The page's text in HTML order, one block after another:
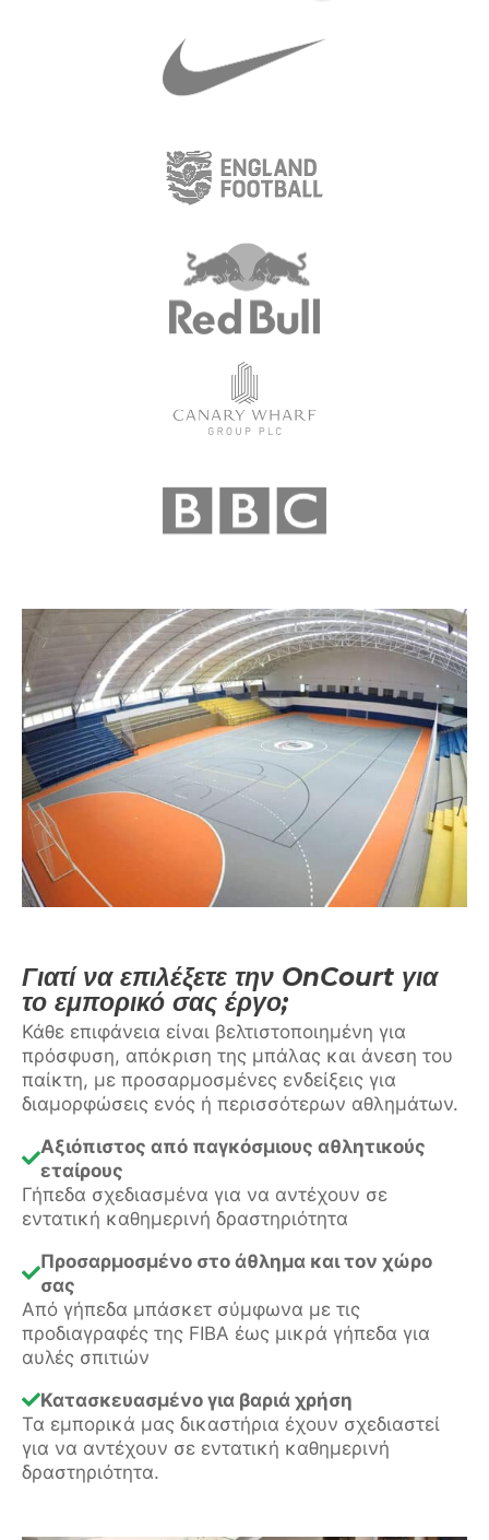
Γιατί να επιλέξετε την OnCourt για
το εμπορικό σας έργο;
Κάθε επιφάνεια είναι βελτιστοποιημένη για
πρόσφυση, απόκριση της μπάλας και άνεση του
παίκτη, με προσαρμοσμένες ενδείξεις για
διαμορφώσεις ενός ή περισσότερων αθλημάτων.
Αξιόπιστος από παγκόσμιους αθλητικούς
εταίρους
Γήπεδα σχεδιασμένα για να αντέχουν σε
εντατική καθημερινή δραστηριότητα
Προσαρμοσμένο στο άθλημα και τον χώρο
σας
Από γήπεδα μπάσκετ σύμφωνα με τις
προδιαγραφές της FIBA έως μικρά γήπεδα για
αυλές σπιτιών
Κατασκευασμένο για βαριά χρήση
Τα εμπορικά μας δικαστήρια έχουν σχεδιαστεί
για να αντέχουν σε εντατική καθημερινή
δραστηριότητα.